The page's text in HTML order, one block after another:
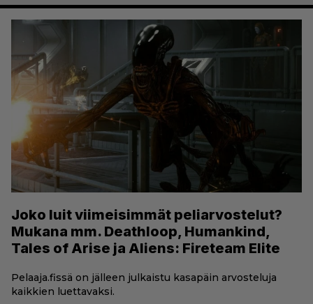
Joko luit viimeisimmät peliarvostelut?
Mukana mm. Deathloop, Humankind,
Tales of Arise ja Aliens: Fireteam Elite
Pelaaja.fissä on jälleen julkaistu kasapäin arvosteluja
kaikkien luettavaksi.